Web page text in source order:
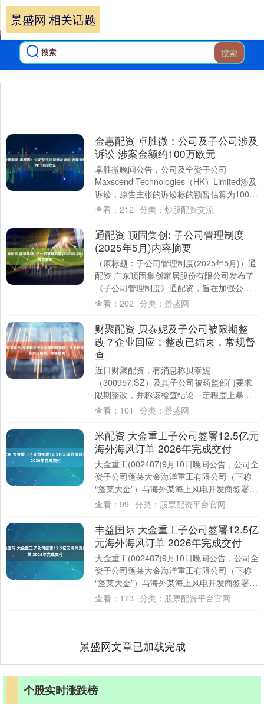
搜索
景盛网 相关话题
金惠配资 卓胜微：公司及子公司涉及
诉讼 涉案金额约100万欧元
卓胜微晚间公告，公司及全资子公司
Maxscend Technologies（HK）Limited涉及
诉讼，原告主张的诉讼标的额暂估算为100万
欧元（约合人民币8....
查看： 212 分类： 炒股配资交流
通配资 顶固集创: 子公司管理制度
(2025年5月)内容摘要
（原标题：子公司管理制度(2025年5月)）通
配资 广东顶固集创家居股份有限公司发布了
《子公司管理制度》通配资，旨在加强公司
对子公司的管理，确保其规范、高效运作....
查看： 202 分类： 景盛网
财聚配资 贝泰妮及子公司被限期整
改？企业回应：整改已结束，常规督
查
近日财聚配资，有消息称贝泰妮
（300957.SZ）及其子公司被药监部门要求
限期整改，并称该检查结论一定程度上暴露
了贝泰妮在生产经营或产品质量等方面存在
查看： 101 分类： 景盛网
米配资 大金重工子公司签署12.5亿元
海外海风订单 2026年完成交付
大金重工(002487)9月10日晚间公告，公司全
资子公司蓬莱大金海洋重工有限公司（下称
“蓬莱大金”）与海外某海上风电开发商签署长
期锁产协议下的首个海上风电基....
查看： 99 分类： 股票配资平台官网
丰益国际 大金重工子公司签署12.5亿
元海外海风订单 2026年完成交付
大金重工(002487)9月10日晚间公告，公司全
资子公司蓬莱大金海洋重工有限公司（下称
“蓬莱大金”）与海外某海上风电开发商签署长
期锁产协议下的首个海上风电基....
查看： 173 分类： 股票配资平台官网
景盛网文章已加载完成
个股实时涨跌榜